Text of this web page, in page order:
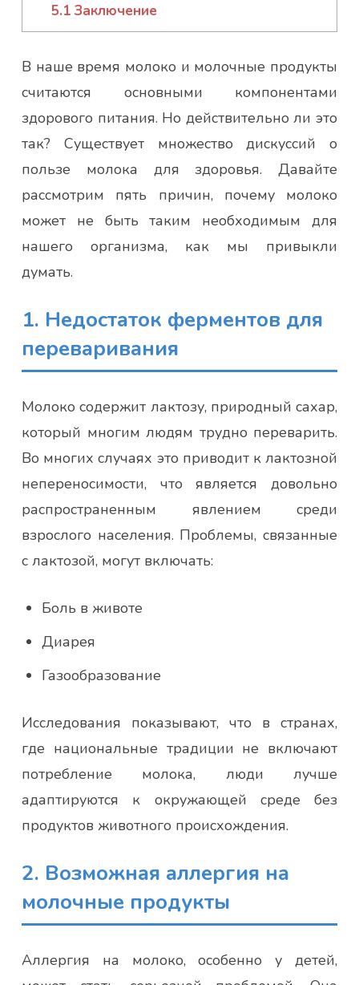
5.1Заключение
В наше время молоко и молочные продукты
считаются основными компонентами
здорового питания. Но действительно ли это
так? Существует множество дискуссий о
пользе молока для здоровья. Давайте
рассмотрим пять причин, почему молоко
может не быть таким необходимым для
нашего организма, как мы привыкли
думать.
1. Недостаток ферментов для
переваривания
Молоко содержит лактозу, природный сахар,
который многим людям трудно переварить.
Во многих случаях это приводит к лактозной
непереносимости, что является довольно
распространенным явлением среди
взрослого населения. Проблемы, связанные
с лактозой, могут включать:
Боль в животе
Диарея
Газообразование
Исследования показывают, что в странах,
где национальные традиции не включают
потребление молока, люди лучше
адаптируются к окружающей среде без
продуктов животного происхождения.
2. Возможная аллергия на
молочные продукты
Аллергия на молоко, особенно у детей,